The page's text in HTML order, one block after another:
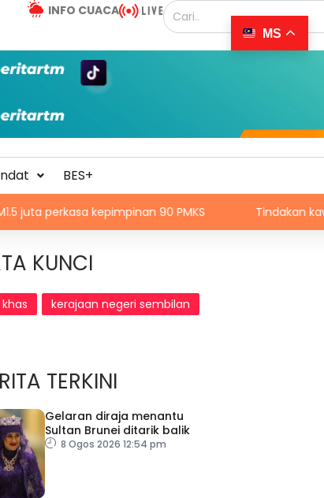
INFO CUACA
BES+
kepimpinan 90 PMKS Tindakan kawalan
KUNCI
kerajaan negeri sembilan
TERKINI
Gelaran diraja menantu
Sultan Brunei ditarik balik
8 Ogos 2026 12:54 pm
MS